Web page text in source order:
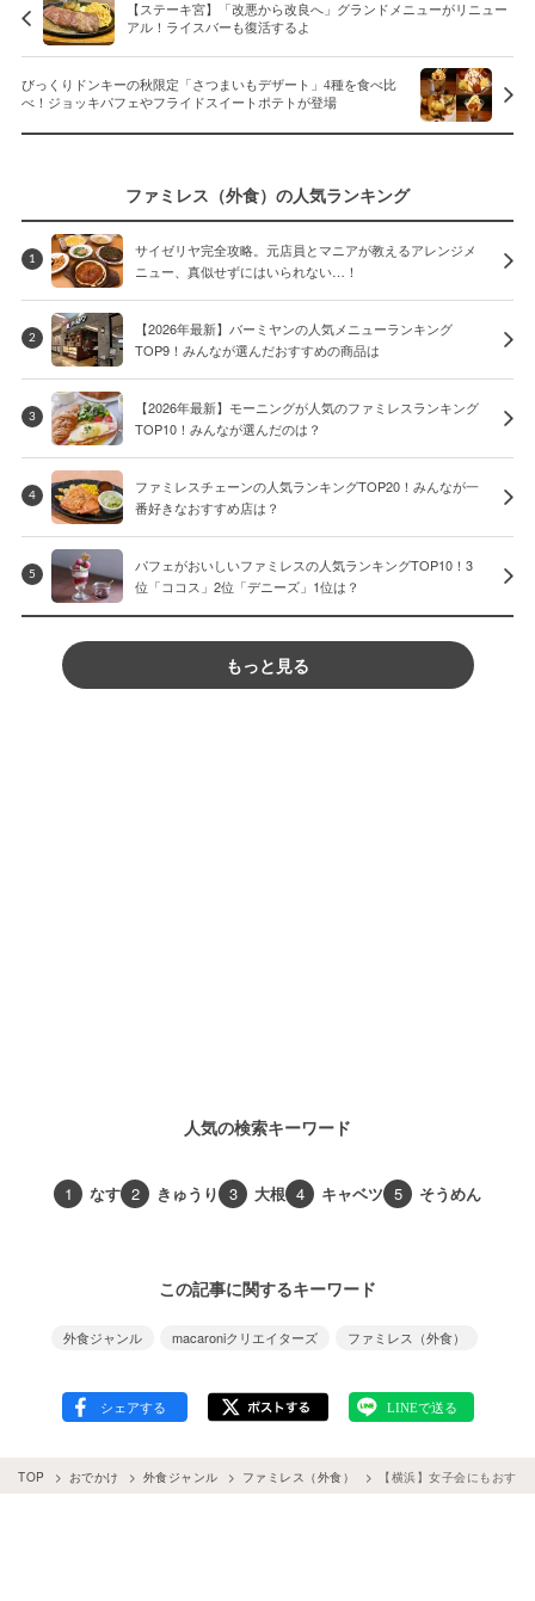
【ステーキ宮】「改悪から改良へ」グランドメニューがリニュー
アル！ライスバーも復活するよ
びっくりドンキーの秋限定「さつまいもデザート」4種を食べ比
べ！ジョッキパフェやフライドスイートポテトが登場
ファミレス（外食）の人気ランキング
1
サイゼリヤ完全攻略。元店員とマニアが教えるアレンジメ
ニュー、真似せずにはいられない…！
2
【2026年最新】バーミヤンの人気メニューランキング
TOP9！みんなが選んだおすすめの商品は
3
【2026年最新】モーニングが人気のファミレスランキング
TOP10！みんなが選んだのは？
4
ファミレスチェーンの人気ランキングTOP20！みんなが一
番好きなおすすめ店は？
5
パフェがおいしいファミレスの人気ランキングTOP10！3
位「ココス」2位「デニーズ」1位は？
もっと見る
人気の検索キーワード
1 なす 2 きゅうり 3 大根 4 キャベツ 5 そうめん
この記事に関するキーワード
外食ジャンル macaroniクリエイターズ ファミレス（外食）
TOP おでかけ 外食ジャンル ファミレス（外食） 【横浜】女子会にもおす